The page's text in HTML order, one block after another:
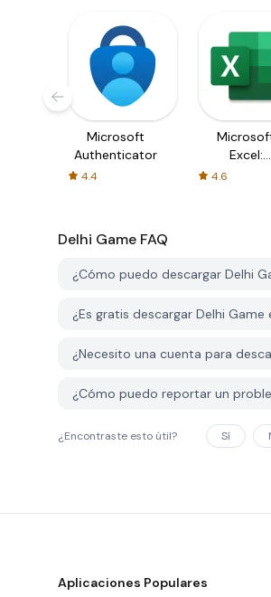
Microsoft
Authenticator
4.4
Excel:
4.6
Delhi Game FAQ
¿Cómo puedo descargar Delhi
¿Es gratis descargar Delhi Game
¿Necesito una cuenta para
¿Cómo puedo reportar un
¿Encontraste esto útil? Sí
Aplicaciones Populares